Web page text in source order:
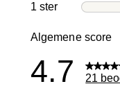
1 ster sterren
Algemene score
4.7 21